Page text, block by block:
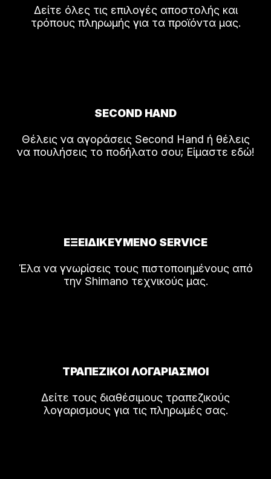
Δείτε όλες τις επιλογές αποστολής και
τρόπους πληρωμής για τα προϊόντα μας.
SECOND HAND
Θέλεις να αγοράσεις Second Hand ή θέλεις
να πουλήσεις το ποδήλατο σου; Είμαστε εδώ!
ΕΞΕΙΔΙΚΕΥΜΕΝΟ SERVICE
Έλα να γνωρίσεις τους πιστοποιημένους από
την Shimano τεχνικούς μας.
ΤΡΑΠΕΖΙΚΟΙ ΛΟΓΑΡΙΑΣΜΟΙ
Δείτε τους διαθέσιμους τραπεζικούς
λογαρισμους για τις πληρωμές σας.